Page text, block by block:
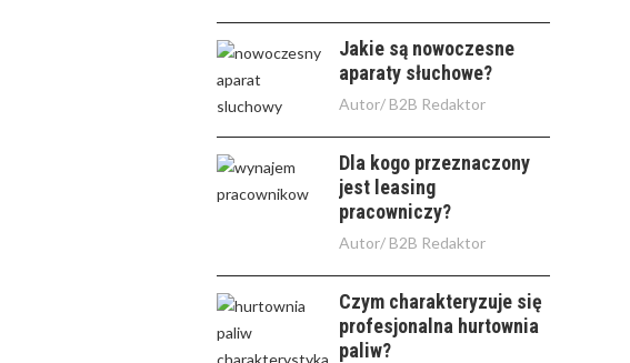
Jakie są nowoczesne
aparaty słuchowe?
Autor/ B2B Redaktor
Dla kogo przeznaczony
jest leasing
pracowniczy?
Autor/ B2B Redaktor
Czym charakteryzuje się
profesjonalna hurtownia
paliw?